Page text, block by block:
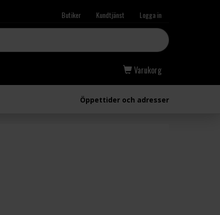
Butiker Kundtjänst Logga in
Varukorg
Öppettider och adresser